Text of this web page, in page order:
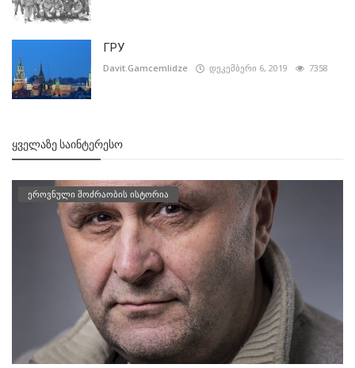
ГРУ
Davit.Gamcemlidze დეკემბერი 6, 2019 7358
ᲧᲕᲔᲚᲐᲖᲔ ᲡᲐᲘᲜᲢᲔᲠᲔᲡᲝ
ეროვნული მოძრაობის ისტორია